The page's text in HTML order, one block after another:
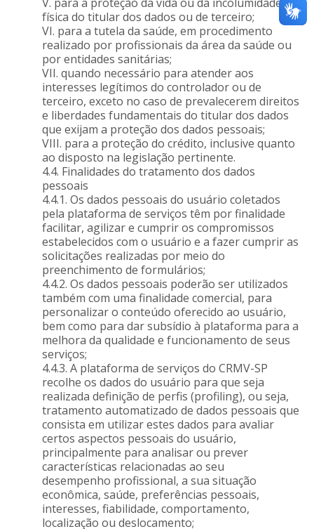
física do titular dos dados ou de terceiro;
VI. para a tutela da saúde, em procedimento
realizado por profissionais da área da saúde ou
por entidades sanitárias;
VII. quando necessário para atender aos
interesses legítimos do controlador ou de
terceiro, exceto no caso de prevalecerem direitos
e liberdades fundamentais do titular dos dados
que exijam a proteção dos dados pessoais;
VIII. para a proteção do crédito, inclusive quanto
ao disposto na legislação pertinente.
4.4. Finalidades do tratamento dos dados
pessoais
4.4.1. Os dados pessoais do usuário coletados
pela plataforma de serviços têm por finalidade
facilitar, agilizar e cumprir os compromissos
estabelecidos com o usuário e a fazer cumprir as
solicitações realizadas por meio do
preenchimento de formulários;
4.4.2. Os dados pessoais poderão ser utilizados
também com uma finalidade comercial, para
personalizar o conteúdo oferecido ao usuário,
bem como para dar subsídio à plataforma para a
melhora da qualidade e funcionamento de seus
serviços;
4.4.3. A plataforma de serviços do CRMV-SP
recolhe os dados do usuário para que seja
realizada definição de perfis (profiling), ou seja,
tratamento automatizado de dados pessoais que
consista em utilizar estes dados para avaliar
certos aspectos pessoais do usuário,
principalmente para analisar ou prever
características relacionadas ao seu
desempenho profissional, a sua situação
econômica, saúde, preferências pessoais,
interesses, fiabilidade, comportamento,
localização ou deslocamento;